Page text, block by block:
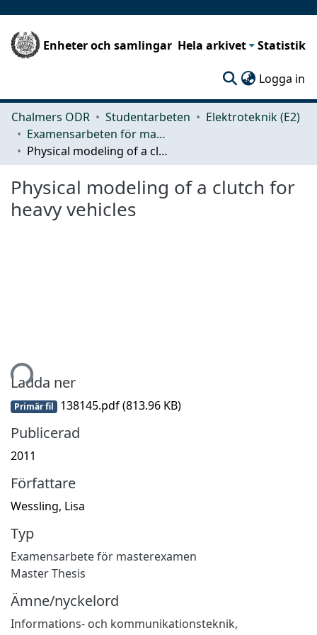
Enheter och samlingar Hela arkivet Statistik
Logga in
Chalmers ODR Studentarbeten
Elektroteknik (E2)
Examensarbeten för masterexamen
Physical modeling of a clutch for heavy vehicles
Physical modeling of a clutch for
heavy vehicles
Ladda ner
Primär fil 138145.pdf(813.96 KB)
Publicerad
2011
Författare
Wessling, Lisa
Typ
Examensarbete för masterexamen
Master Thesis
Ämne/nyckelord
Informations- och kommunikationsteknik,